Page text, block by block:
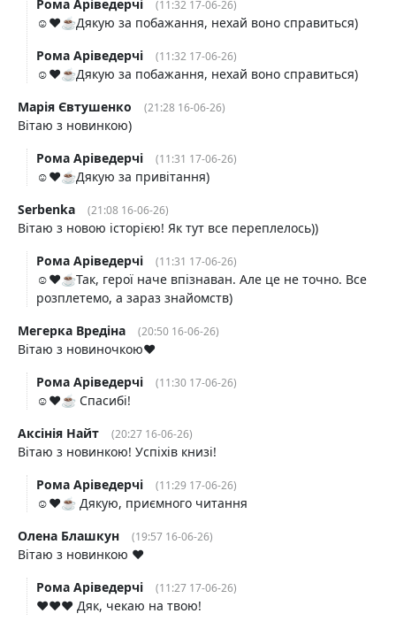
Рома Аріведерчі (11:32 17-06-26)
☺️❤️☕️Дякую за побажання, нехай воно справиться)
Рома Аріведерчі
(11:32 17-06-26)
☺️❤️☕️Дякую за побажання, нехай воно справиться)
Марія Євтушенко
(21:28 16-06-26)
Вітаю з новинкою)
Рома Аріведерчі
(11:31 17-06-26)
☺️❤️☕️Дякую за привітання)
Serbenka
(21:08 16-06-26)
Вітаю з новою історією! Як тут все переплелось))
Рома Аріведерчі
(11:31 17-06-26)
☺️❤️☕️Так, герої наче впізнаван. Але це не точно. Все
розплетемо, а зараз знайомств)
Мегерка Вредіна
(20:50 16-06-26)
Вітаю з новиночкою❤️
Рома Аріведерчі
(11:30 17-06-26)
☺️❤️☕️ Спасибі!
Аксінія Найт
(20:27 16-06-26)
Вітаю з новинкою! Успіхів книзі!
Рома Аріведерчі
(11:29 17-06-26)
☺️❤️☕️ Дякую, приємного читання
Олена Блашкун
(19:57 16-06-26)
Вітаю з новинкою ❤️
Рома Аріведерчі
(11:27 17-06-26)
❤️❤️❤️ Дяк, чекаю на твою!